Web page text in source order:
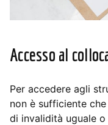
Accesso al
Per accedere agli
non è sufficiente
di invalidità uguale